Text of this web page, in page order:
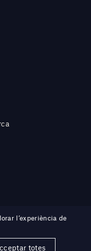
l’experiència de
totes